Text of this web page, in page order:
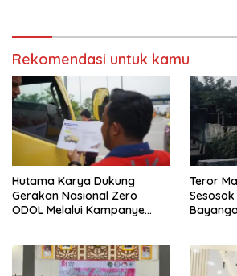
Rekomendasi untuk kamu
Hutama Karya Dukung
Gerakan Nasional Zero
ODOL Melalui Kampanye
Teror